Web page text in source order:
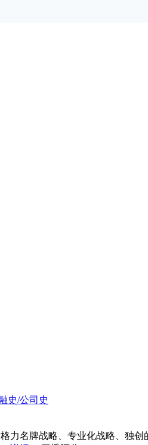
史/公司史
力名牌战略、专业化战略、独